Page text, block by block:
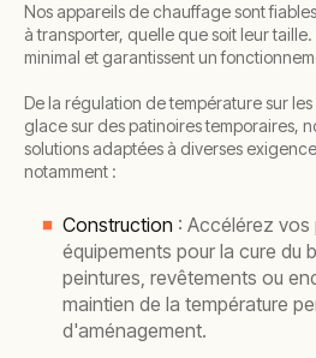
Nos appareils de chauffage sont
à transporter, quelle que soit leur
minimal et garantissent un
De la régulation de température sur
glace sur des patinoires temporaires,
solutions adaptées à diverses
notamment :
Construction : Accélérez
équipements pour la cure du
peintures, revêtements ou
maintien de la température
d'aménagement.